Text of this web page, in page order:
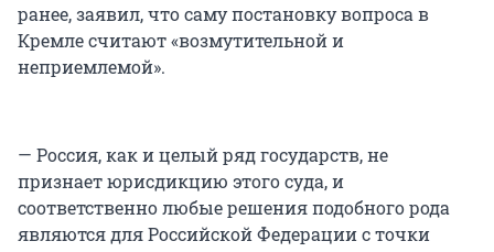
ранее, заявил, что саму постановку вопроса в
Кремле считают «возмутительной и
неприемлемой».
— Россия, как и целый ряд государств, не
признает юрисдикцию этого суда, и
соответственно любые решения подобного рода
являются для Российской Федерации с точки